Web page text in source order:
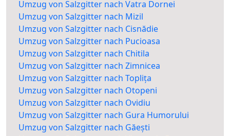
Umzug von Salzgitter nach Vatra Dornei
Umzug von Salzgitter nach Mizil
Umzug von Salzgitter nach Cisnădie
Umzug von Salzgitter nach Pucioasa
Umzug von Salzgitter nach Chitila
Umzug von Salzgitter nach Zimnicea
Umzug von Salzgitter nach Toplița
Umzug von Salzgitter nach Otopeni
Umzug von Salzgitter nach Ovidiu
Umzug von Salzgitter nach Gura Humorului
Umzug von Salzgitter nach Găești